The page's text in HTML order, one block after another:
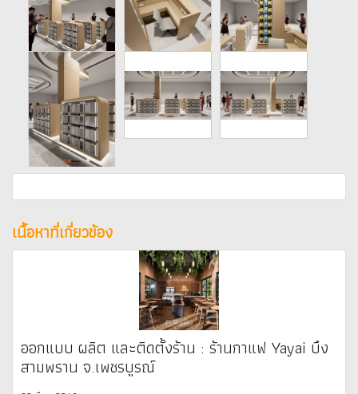
เนื้อหาที่เกี่ยวข้อง
ออกแบบ ผลิต และติดตั้งร้าน : ร้านกาแฟ Yayai บึง
สามพราน จ.เพชรบูรณ์